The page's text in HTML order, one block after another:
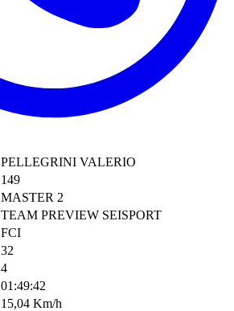
PELLEGRINI VALERIO
149
MASTER 2
TEAM PREVIEW SEISPORT
FCI
32
4
01:49:42
15,04 Km/h